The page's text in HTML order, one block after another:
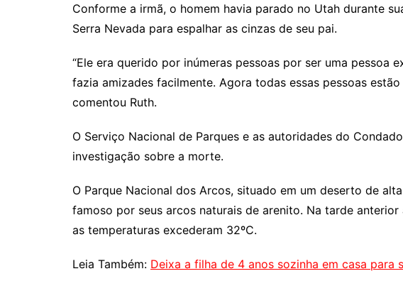
Conforme a irmã, o homem havia parado no Utah durante
Serra Nevada para espalhar as cinzas de seu pai.
“Ele era querido por inúmeras pessoas por ser uma pessoa
fazia amizades facilmente. Agora todas essas pessoas
comentou Ruth.
O Serviço Nacional de Parques e as autoridades do
investigação sobre a morte.
O Parque Nacional dos Arcos, situado em um deserto de
famoso por seus arcos naturais de arenito. Na tarde
as temperaturas excederam 32ºC.
Leia Também: Deixa a filha de 4 anos sozinha em casa para